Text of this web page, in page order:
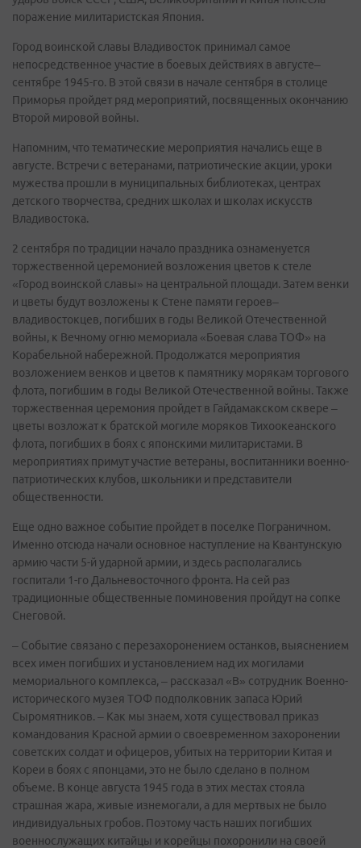
поражение милитаристская Япония.
Город воинской славы Владивосток принимал самое
непосредственное участие в боевых действиях в августе–
сентябре 1945-го. В этой связи в начале сентября в столице
Приморья пройдет ряд мероприятий, посвященных окончанию
Второй мировой войны.
Напомним, что тематические мероприятия начались еще в
августе. Встречи с ветеранами, патриотические акции, уроки
мужества прошли в муниципальных библиотеках, центрах
детского творчества, средних школах и школах искусств
Владивостока.
2 сентября по традиции начало праздника ознаменуется
торжественной церемонией возложения цветов к стеле
«Город воинской славы» на центральной площади. Затем венки
и цветы будут возложены к Стене памяти героев–
владивостокцев, погибших в годы Великой Отечественной
войны, к Вечному огню мемориала «Боевая слава ТОФ» на
Корабельной набережной. Продолжатся мероприятия
возложением венков и цветов к памятнику морякам торгового
флота, погибшим в годы Великой Отечественной войны. Также
торжественная церемония пройдет в Гайдамакском сквере –
цветы возложат к братской могиле моряков Тихоокеанского
флота, погибших в боях с японскими милитаристами. В
мероприятиях примут участие ветераны, воспитанники военно-
патриотических клубов, школьники и представители
общественности.
Еще одно важное событие пройдет в поселке Пограничном.
Именно отсюда начали основное наступление на Квантунскую
армию части 5-й ударной армии, и здесь располагались
госпитали 1-го Дальневосточного фронта. На сей раз
традиционные общественные поминовения пройдут на сопке
Снеговой.
– Событие связано с перезахоронением останков, выяснением
всех имен погибших и установлением над их могилами
мемориального комплекса, – рассказал «В» сотрудник Военно-
исторического музея ТОФ подполковник запаса Юрий
Сыромятников. – Как мы знаем, хотя существовал приказ
командования Красной армии о своевременном захоронении
советских солдат и офицеров, убитых на территории Китая и
Кореи в боях с японцами, это не было сделано в полном
объеме. В конце августа 1945 года в этих местах стояла
страшная жара, живые изнемогали, а для мертвых не было
индивидуальных гробов. Поэтому часть наших погибших
военнослужащих китайцы и корейцы похоронили на своей